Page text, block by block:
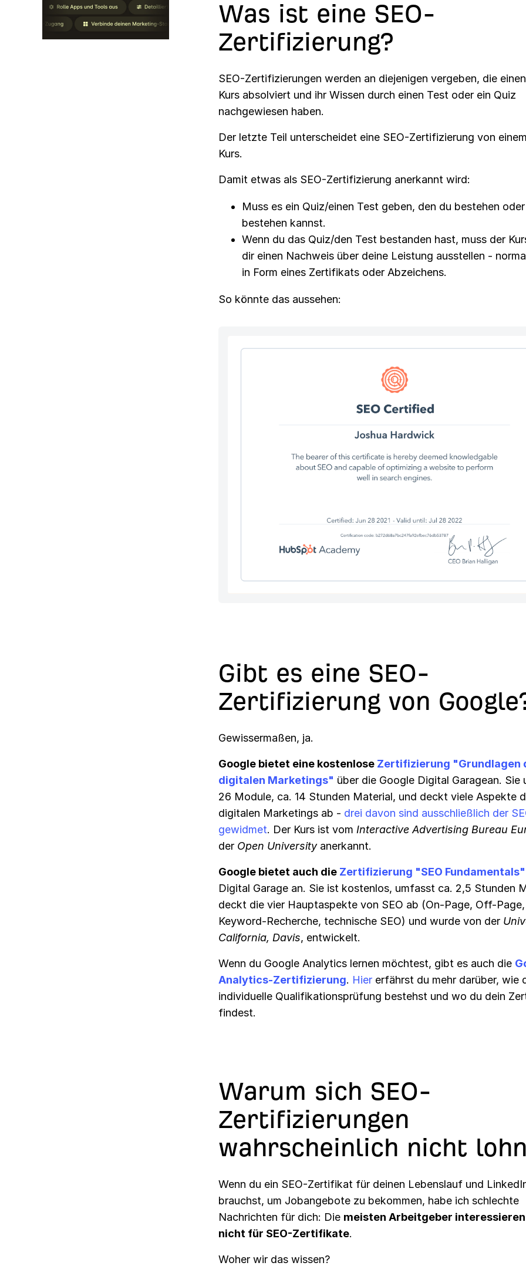
Was ist eine SEO-
Zertifizierung?
SEO-Zertifizierungen werden an diejenigen vergeben, die
Kurs absolviert und ihr Wissen durch einen Test oder ein Quiz
nachgewiesen haben.
Der letzte Teil unterscheidet eine SEO-Zertifizierung von
Kurs.
Damit etwas als SEO-Zertifizierung anerkannt wird:
Muss es ein Quiz/einen Test geben, den du bestehen
bestehen kannst.
Wenn du das Quiz/den Test bestanden hast, muss der
dir einen Nachweis über deine Leistung ausstellen -
in Form eines Zertifikats oder Abzeichens.
So könnte das aussehen:
Gibt es eine SEO-
Zertifizierung von
Gewissermaßen, ja.
Google bietet eine kostenlose Zertifizierung "Grundlagen
digitalen Marketings" über die Google Digital Garagean. Sie
26 Module, ca. 14 Stunden Material, und deckt viele Aspekte
digitalen Marketings ab - drei davon sind ausschließlich der
gewidmet. Der Kurs ist vom Interactive Advertising Bureau
der Open University anerkannt.
Google bietet auch die Zertifizierung "SEO Fundamentals"
Digital Garage an. Sie ist kostenlos, umfasst ca. 2,5 Stunden
deckt die vier Hauptaspekte von SEO ab (On-Page, Off-Page,
Keyword-Recherche, technische SEO) und wurde von der
California, Davis, entwickelt.
Wenn du Google Analytics lernen möchtest, gibt es auch die
Analytics-Zertifizierung. Hier erfährst du mehr darüber, wie
individuelle Qualifikationsprüfung bestehst und wo du dein
findest.
Warum sich SEO-
Zertifizierungen
wahrscheinlich nicht
Wenn du ein SEO-Zertifikat für deinen Lebenslauf und
brauchst, um Jobangebote zu bekommen, habe ich schlechte
Nachrichten für dich: Die meisten Arbeitgeber
nicht für SEO-Zertifikate.
Woher wir das wissen?